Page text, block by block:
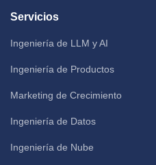
Servicios
Ingeniería de LLM y AI
Ingeniería de Productos
Marketing de Crecimiento
Ingeniería de Datos
Ingeniería de Nube